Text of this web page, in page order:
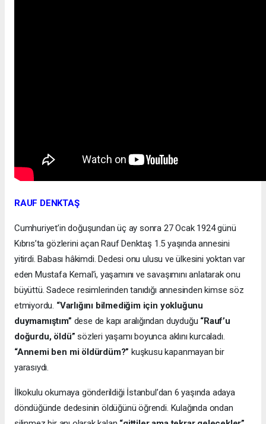
RAUF DENKTAŞ
Cumhuriyet’in doğuşundan üç ay sonra 27 Ocak 1924 günü
Kıbrıs’ta gözlerini açan Rauf Denktaş 1.5 yaşında annesini
yitirdi. Babası hâkimdi. Dedesi onu ulusu ve ülkesini yoktan var
eden Mustafa Kemal’i, yaşamını ve savaşımını anlatarak onu
büyüttü. Sadece resimlerinden tanıdığı annesinden kimse söz
etmiyordu. “Varlığını bilmediğim için yokluğunu
duymamıştım” dese de kapı aralığından duyduğu “Rauf’u
doğurdu, öldü” sözleri yaşamı boyunca aklını kurcaladı.
“Annemi ben mi öldürdüm?”kuşkusu kapanmayan bir
yarasıydı.
İlkokulu okumaya gönderildiği İstanbul’dan 6 yaşında adaya
döndüğünde dedesinin öldüğünü öğrendi. Kulağında ondan